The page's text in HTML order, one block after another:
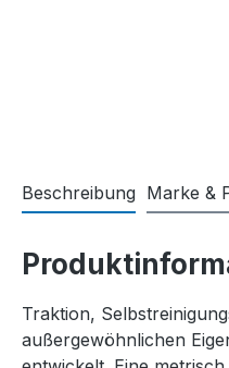
Beschreibung Marke &
Traktion,
außergewöhnlichen